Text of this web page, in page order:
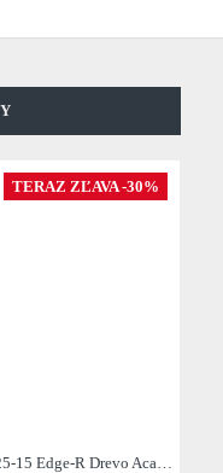
TERAZ ZĽAVA -30%
Nočný stolík 25-15 Edge-R Drevo Acacia